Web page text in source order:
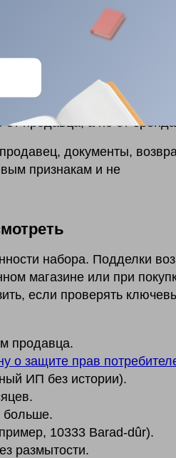
(
приказ
и других странах,
что купить ЛЕГО можно
исчез. Нет дилерских
из-за удлинения цепочки
от продавца, а не от
документы,
признакам и не
набора. Подделки
магазине или при
если проверять
продавца.
о защите прав
ИП без истории).
больше.
10333 Barad-dûr).
размытости.